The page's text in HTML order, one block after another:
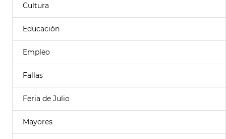
Cultura
Educación
Empleo
Fallas
Feria de Julio
Mayores